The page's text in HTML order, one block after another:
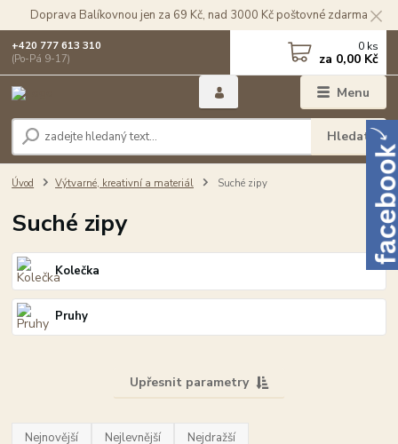
Doprava Balíkovnou jen za 69 Kč, nad 3000 Kč poštovné zdarma
Menu
Hledat
+420 777 613 310
(Po-Pá 9-17)
0 ks
za 0,00 Kč
Úvod Výtvarné, kreativní a materiál Suché zipy
Suché zipy
Kolečka
Pruhy
Upřesnit parametry
Nejnovější Nejlevnější Nejdražší